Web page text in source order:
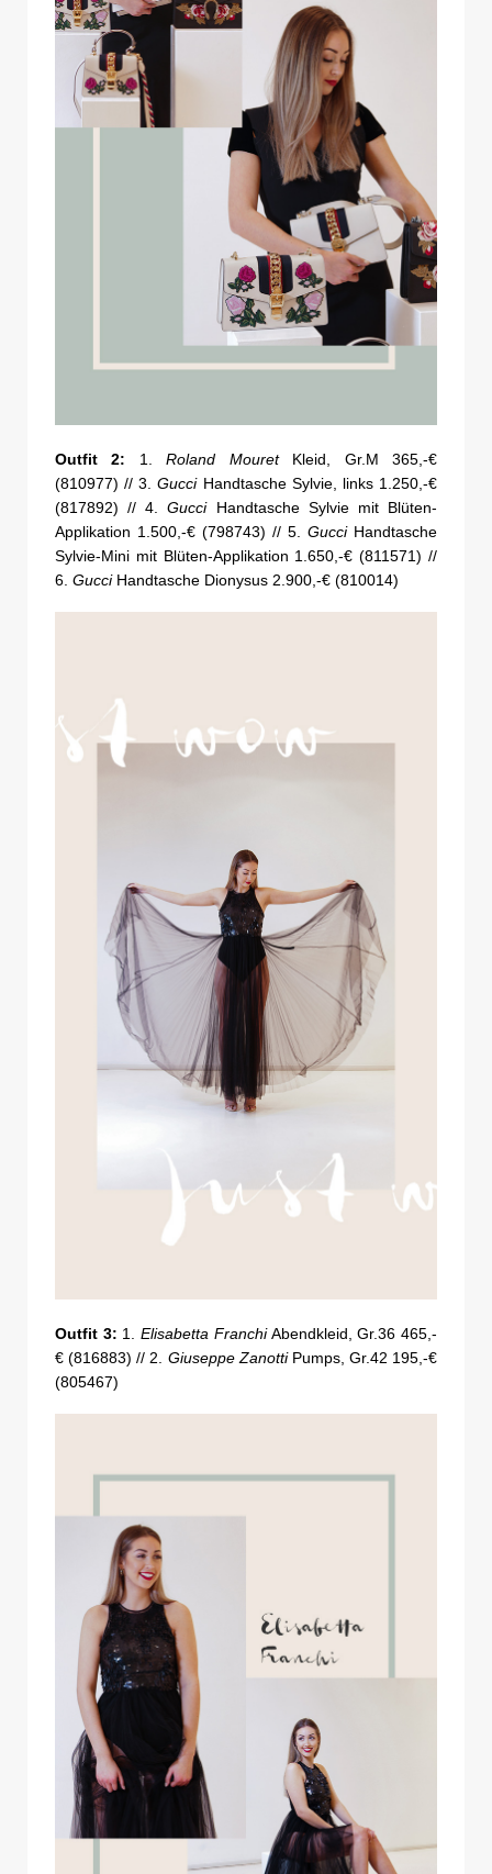
Outfit 2: 1.Roland MouretKleid, Gr.M 365,-€
(810977) // 3.GucciHandtasche Sylvie, links 1.250,-€
(817892) // 4. GucciHandtasche Sylvie mit Blüten-
Applikation 1.500,-€ (798743) // 5. GucciHandtasche
Sylvie-Mini mit Blüten-Applikation 1.650,-€ (811571) //
6. GucciHandtasche Dionysus 2.900,-€ (810014)
Outfit 3: 1.Elisabetta FranchiAbendkleid, Gr.36 465,-
€ (816883) // 2. Giuseppe ZanottiPumps, Gr.42 195,-€
(805467)